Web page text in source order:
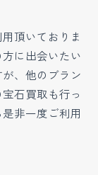
頂いておりま
に出会いたい
、他のブラン
石買取も行っ
非一度ご利用